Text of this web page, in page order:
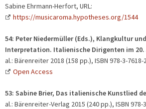
Sabine Ehrmann-Herfort, URL:
https://musicaroma.hypotheses.org/1544
54: Peter Niedermüller (Eds.), Klangkultur
Interpretation. Italienische Dirigenten im
al.: Bärenreiter 2018 (158 pp.), ISBN 978-3-7618-
Open Access
53: Sabine Brier, Das italienische Kunstlied
al.: Bärenreiter-Verlag 2015 (240 pp.), ISBN 978-